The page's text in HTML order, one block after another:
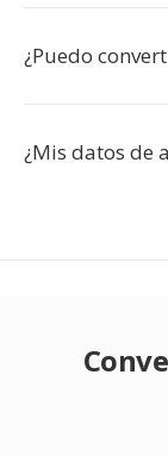
¿Puedo
¿Mis datos de